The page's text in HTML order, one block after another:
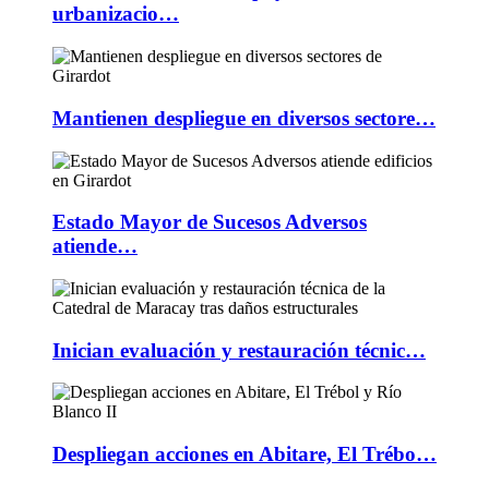
urbanizacio…
Mantienen despliegue en diversos sectore…
Estado Mayor de Sucesos Adversos
atiende…
Inician evaluación y restauración técnic…
Despliegan acciones en Abitare, El Trébo…